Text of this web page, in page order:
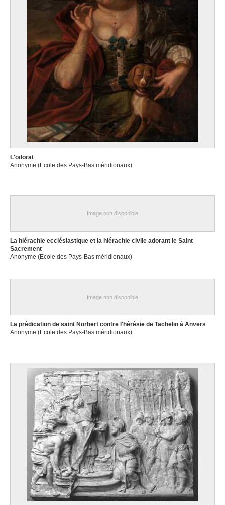
L'odorat
Anonyme (Ecole des Pays-Bas méridionaux)
Image non disponible
La hiérachie ecclésiastique et la hiérachie civile adorant le Saint
Sacrement
Anonyme (Ecole des Pays-Bas méridionaux)
Image non disponible
La prédication de saint Norbert contre l'hérésie de Tachelin à Anvers
Anonyme (Ecole des Pays-Bas méridionaux)